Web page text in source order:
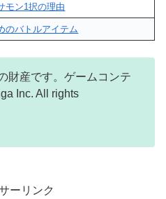
モン1択の理由
のバトルアイテム
財産です。ゲームコンテ
Inc. All rights
ーリンク